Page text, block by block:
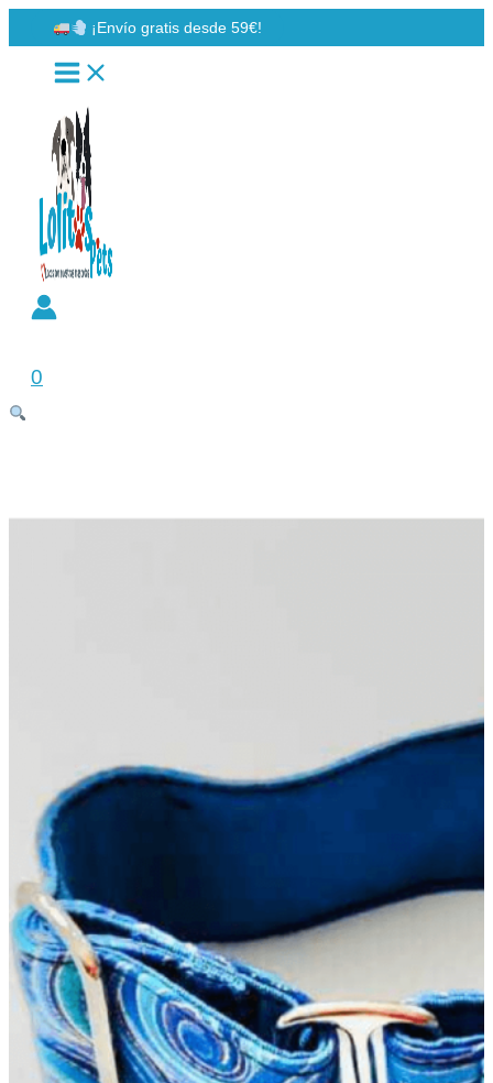
al
contenido
¡Envío gratis desde 59€!
0